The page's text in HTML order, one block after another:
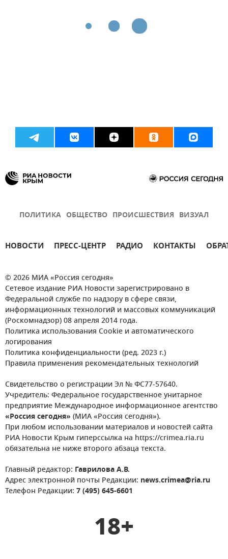
ПОЛИТИКА ОБЩЕСТВО ПРОИСШЕСТВИЯ ВИЗУАЛ
НОВОСТИ ПРЕСС-ЦЕНТР РАДИО КОНТАКТЫ
© 2026 МИА «Россия сегодня»
Сетевое издание РИА Новости зарегистрировано в
Федеральной службе по надзору в сфере связи,
информационных технологий и массовых коммуникаций
(Роскомнадзор) 08 апреля 2014 года.
Политика использования Cookie и автоматического
логирования
Политика конфиденциальности (ред. 2023 г.)
Правила применения рекомендательных технологий
Свидетельство о регистрации Эл № ФС77-57640.
Учредитель: Федеральное государственное унитарное
предприятие Международное информационное агентство
«Россия сегодня» (МИА «Россия сегодня»).
При любом использовании материалов и новостей сайта
РИА Новости Крым гиперссылка на https://crimea.ria.ru
обязательна не ниже второго абзаца текста.
Главный редактор: Гаврилова А.В.
Адрес электронной почты Редакции: news.crimea@ria.ru
Телефон Редакции: 7 (495) 645-6601
18+